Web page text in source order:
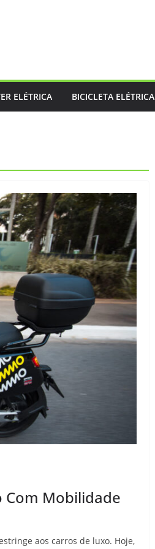
ELÉTRICA BICICLETA ELÉTRICA
Com Mobilidade
aos carros de luxo. Hoje,